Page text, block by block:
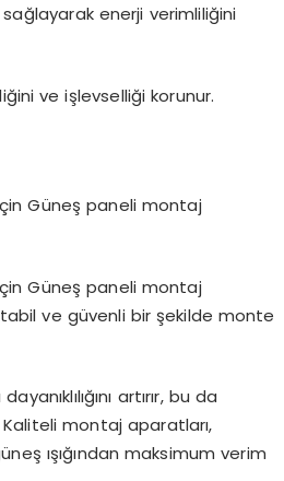
enerji verimliliğini
ve işlevselliği korunur.
Güneş paneli montaj
Güneş paneli montaj
ve güvenli bir şekilde monte
artırır, bu da
montaj aparatları,
ışığından maksimum verim